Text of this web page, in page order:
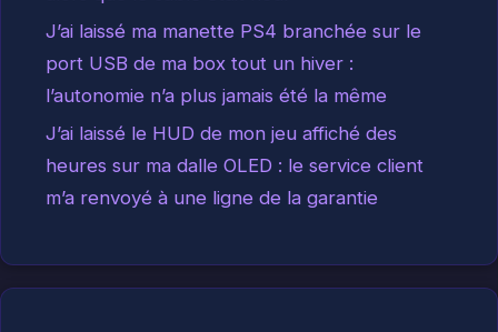
J’ai laissé ma manette PS4 branchée sur le
port USB de ma box tout un hiver :
l’autonomie n’a plus jamais été la même
J’ai laissé le HUD de mon jeu affiché des
heures sur ma dalle OLED : le service client
m’a renvoyé à une ligne de la garantie